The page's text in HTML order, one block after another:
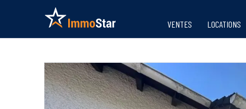
VENTES LOCATIONS